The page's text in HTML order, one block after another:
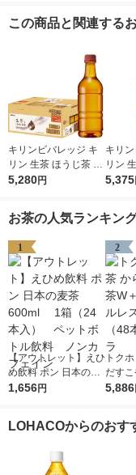
この商品と関連する
キリンビバレッジ キ
リン 生茶 ほうじ茶 ラ
ベルレス 525ml 1セッ
5,280円
キリ
リン
5ml 1
5,375
お茶の人気ランキン
1
【アウトレット】えひ
め飲料 ポン 日本の麦
茶 600ml 1箱（2
ン
1,656円
2
トク
だすこ
ml ラ
5,886
LOHACOからのおす